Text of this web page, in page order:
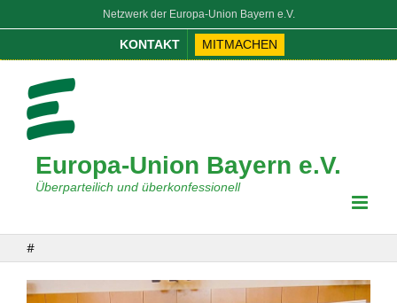
Inhalt
Netzwerk der Europa-Union Bayern e.V.
KONTAKT MITMACHEN
Europa-Union Bayern e.V.
Überparteilich und überkonfessionell
#